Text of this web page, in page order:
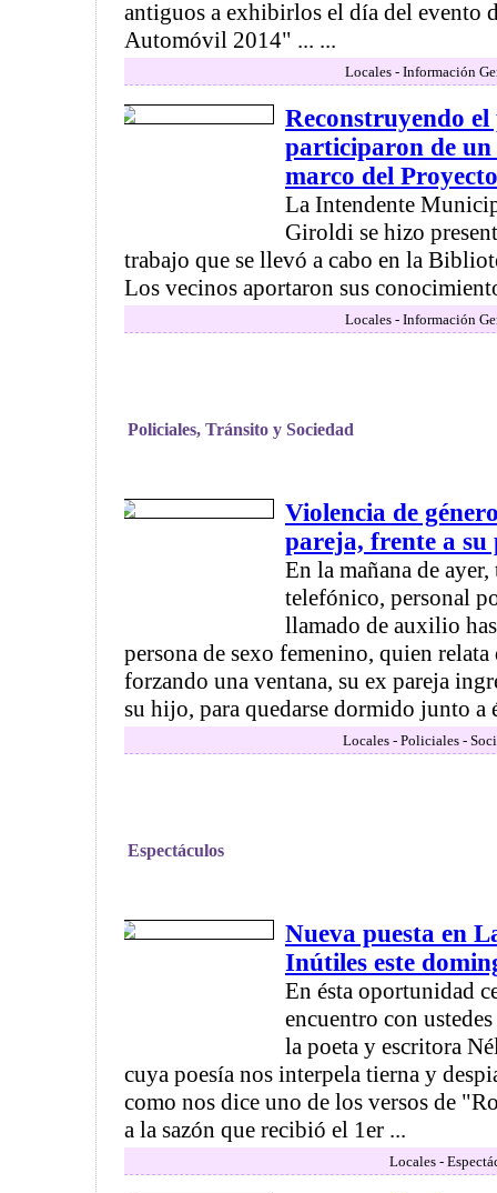
antiguos a exhibirlos el día del evento
Automóvil 2014" ... ...
Locales - Información
Reconstruyendo el
participaron de un
marco del
La Intendente
Giroldi se hizo
trabajo que se llevó a cabo en la
Los vecinos aportaron sus
Locales - Información
Policiales, Tránsito y Sociedad
Violencia de
pareja, frente a su
En la mañana de
telefónico, personal
llamado de auxilio
persona de sexo femenino, quien
forzando una ventana, su ex pareja
su hijo, para quedarse dormido junto a
Locales - Policiales -
Espectáculos
Nueva puesta en
Inútiles este
En ésta oportunidad
encuentro con
la poeta y escritora
cuya poesía nos interpela tierna y
como nos dice uno de los versos de
a la sazón que recibió el 1er ...
Locales -